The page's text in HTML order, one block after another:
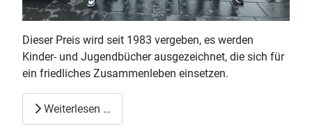
Dieser Preis wird seit 1983 vergeben, es werden
Kinder- und Jugendbücher ausgezeichnet, die sich für
ein friedliches Zusammenleben einsetzen.
Weiterlesen …